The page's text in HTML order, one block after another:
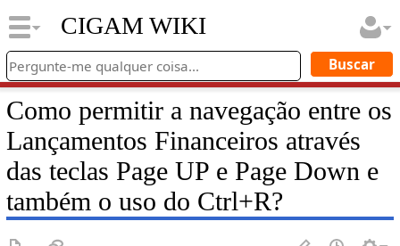
CIGAM WIKI
Como permitir a navegação entre os
Lançamentos Financeiros através
das teclas Page UP e Page Down e
também o uso do Ctrl+R?